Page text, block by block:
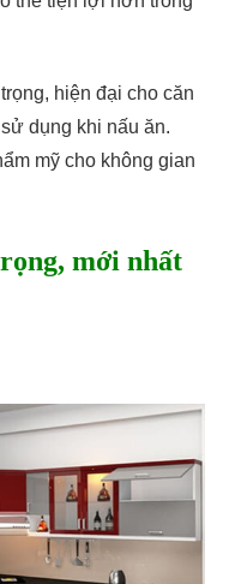
hiện đại cho căn
dụng khi nấu ăn.
mỹ cho không gian
mới nhất